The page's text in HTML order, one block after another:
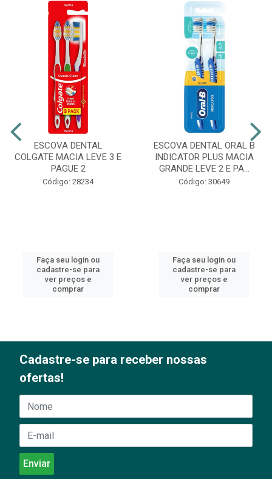
ESCOVA DENTAL
COLGATE MACIA LEVE 3 E
PAGUE 2
Código: 28234
Faça seu login ou
cadastre-se para
ver preços e
comprar
ESCOVA DENTAL ORAL B
INDICATOR PLUS MACIA
GRANDE LEVE 2 E PA...
Código: 30649
Faça seu login ou
cadastre-se para
ver preços e
comprar
Cadastre-se para receber nossas
ofertas!